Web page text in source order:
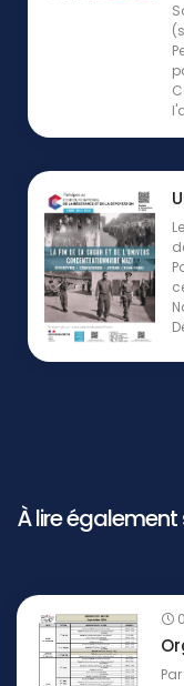
À lire également
Par